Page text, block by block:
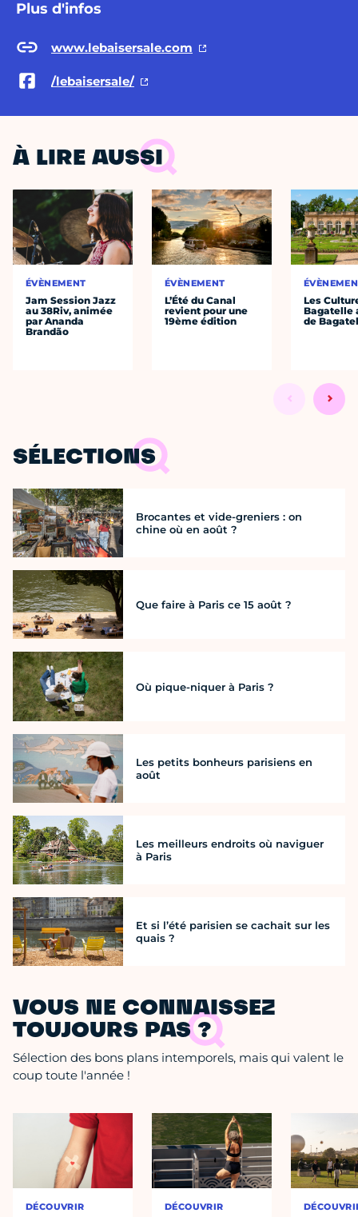
Plus d'infos
www.lebaisersale.com
/lebaisersale/
À LIRE AUSSI
ÉVÈNEMENT
Jam Session Jazz
au 38Riv, animée
par Ananda
Brandão
ÉVÈNEMENT
L’Été du Canal
revient pour une
19ème édition
Les
Bagatelle
de
SÉLECTIONS
Brocantes et vide-greniers : on
chine où en août ?
Que faire à Paris ce 15 août ?
Où pique-niquer à Paris ?
Les petits bonheurs parisiens en
août
Les meilleurs endroits où naviguer
à Paris
Et si l’été parisien se cachait sur les
quais ?
VOUS NE CONNAISSEZ
TOUJOURS PAS ?
Sélection des bons plans intemporels, mais qui valent le
coup toute l'année !
DÉCOUVRIR DÉCOUVRIR